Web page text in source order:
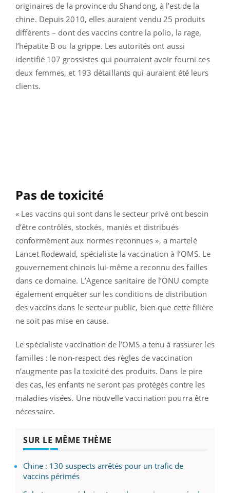
originaires de la province du Shandong, à l’est de la
chine. Depuis 2010, elles auraient vendu 25 produits
différents – dont des vaccins contre la polio, la rage,
l’hépatite B ou la grippe. Les autorités ont aussi
identifié 107 grossistes qui pourraient avoir fourni ces
deux femmes, et 193 détaillants qui auraient été leurs
clients.
Pas de toxicité
« Les vaccins qui sont dans le secteur privé ont besoin
d’être contrôlés, stockés, maniés et distribués
conformément aux normes reconnues », a martelé
Lancet Rodewald, spécialiste la vaccination à l’OMS. Le
gouvernement chinois lui-même a reconnu des failles
dans ce domaine. L’Agence sanitaire de l’ONU compte
également enquêter sur les conditions de distribution
des vaccins dans le secteur public, bien que cette filière
ne soit pas mise en cause.
Le spécialiste vaccination de l’OMS a tenu à rassurer les
familles : le non-respect des règles de vaccination
n’augmente pas la toxicité des produits. Dans le pire
des cas, les enfants ne seront pas protégés contre les
maladies visées. Une nouvelle vaccination pourra être
nécessaire.
SUR LE MÊME THÈME
Chine : 130 suspects arrêtés pour un trafic de
vaccins périmés